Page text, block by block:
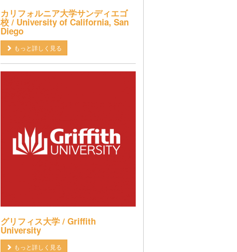
カリフォルニア大学サンディエゴ
校 / University of California, San
Diego
もっと詳しく見る
グリフィス大学 / Griffith
University
もっと詳しく見る